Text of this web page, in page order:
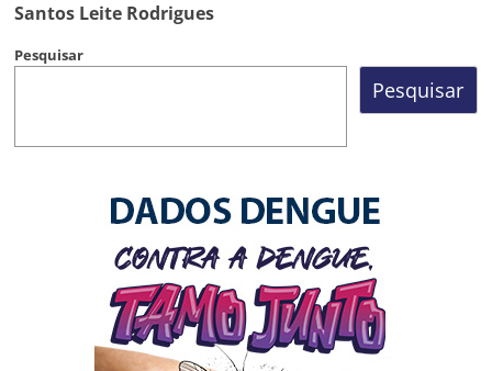
Santos Leite Rodrigues
Pesquisar
Pesquisar